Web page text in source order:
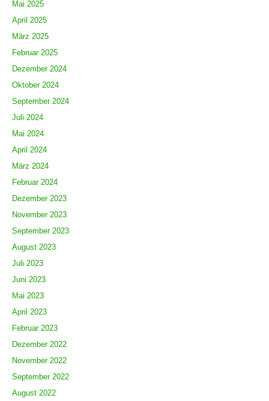
Mai 2025
April 2025
März 2025
Februar 2025
Dezember 2024
Oktober 2024
September 2024
Juli 2024
Mai 2024
April 2024
März 2024
Februar 2024
Dezember 2023
November 2023
September 2023
August 2023
Juli 2023
Juni 2023
Mai 2023
April 2023
Februar 2023
Dezember 2022
November 2022
September 2022
August 2022